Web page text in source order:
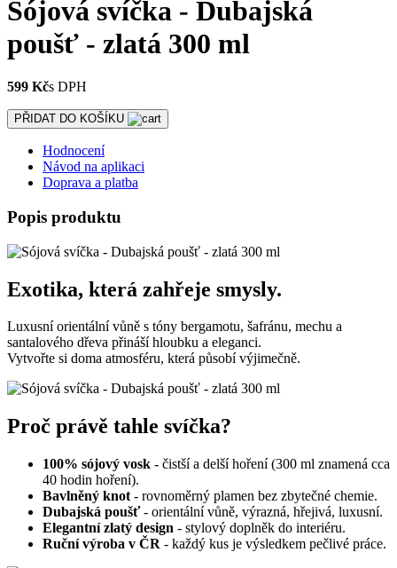
Sójová svíčka - Dubajská
poušť - zlatá 300 ml
599 Kčs DPH
PŘIDAT DO KOŠÍKU
Hodnocení
Návod na aplikaci
Doprava a platba
Popis produktu
Exotika, která zahřeje smysly.
Luxusní orientální vůně s tóny bergamotu, šafránu, mechu a
santalového dřeva přináší hloubku a eleganci.
Vytvořte si doma atmosféru, která působí výjimečně.
Proč právě tahle svíčka?
100% sójový vosk - čistší a delší hoření (300 ml znamená cca
40 hodin hoření).
Bavlněný knot - rovnoměrný plamen bez zbytečné chemie.
Dubajská poušť- orientální vůně, výrazná, hřejivá, luxusní.
Elegantní zlatý design - stylový doplněk do interiéru.
Ruční výroba v ČR - každý kus je výsledkem pečlivé práce.